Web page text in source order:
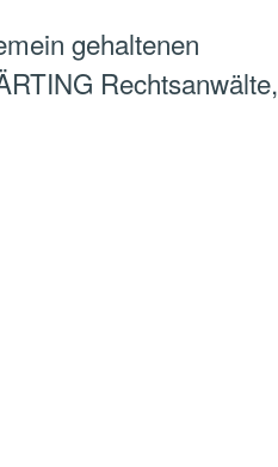
gehaltenen
Rechtsanwälte,